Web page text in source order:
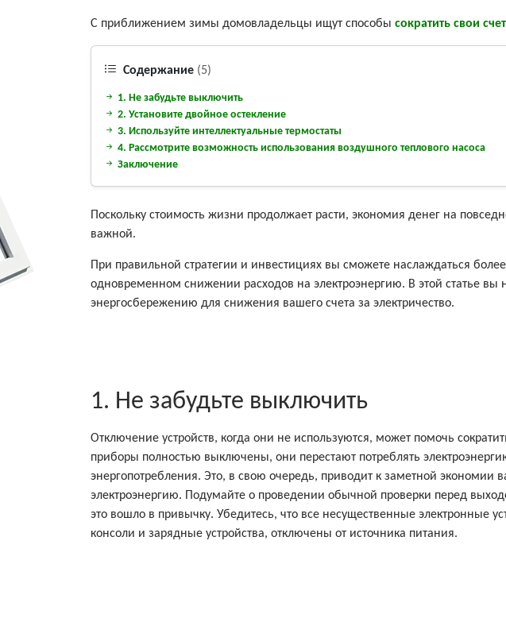
С приближением зимы домовладельцы ищут способы сократить свои
Содержание (5)
1. Не забудьте выключить
2. Установите двойное остекление
3. Используйте интеллектуальные термостаты
4. Рассмотрите возможность использования воздушного теплового насоса
Заключение
Поскольку стоимость жизни продолжает расти, экономия денег на
важной.
При правильной стратегии и инвестициях вы сможете наслаждаться более
одновременном снижении расходов на электроэнергию. В этой статье вы
энергосбережению для снижения вашего счета за электричество.
1. Не забудьте выключить
Отключение устройств, когда они не используются, может помочь
приборы полностью выключены, они перестают потреблять
энергопотребления. Это, в свою очередь, приводит к заметной экономии
электроэнергию. Подумайте о проведении обычной проверки перед
это вошло в привычку. Убедитесь, что все несущественные электронные
консоли и зарядные устройства, отключены от источника питания.